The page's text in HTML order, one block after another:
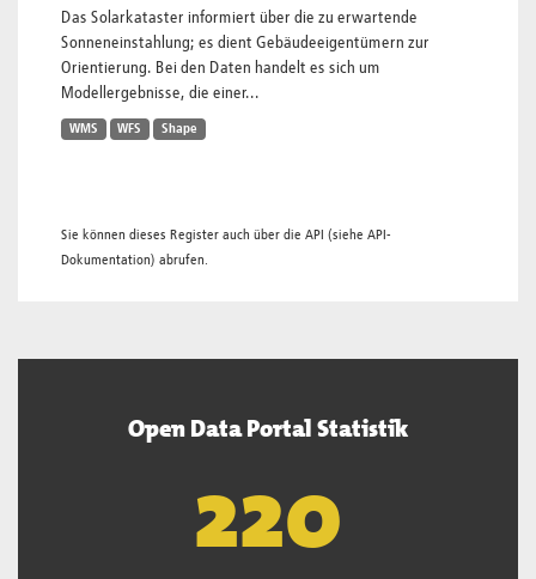
Das Solarkataster informiert über die zu erwartende
Sonneneinstahlung; es dient Gebäudeeigentümern zur
Orientierung. Bei den Daten handelt es sich um
Modellergebnisse, die einer...
WMS WFS Shape
Sie können dieses Register auch über die API (siehe API-
Dokumentation) abrufen.
Open Data Portal Statistik
222